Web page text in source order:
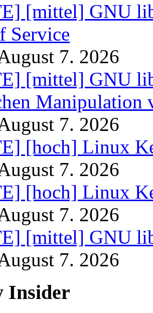
[mittel] GNU
Service
7. 2026
[mittel] GNU
Manipulation
7. 2026
[hoch] Linux
7. 2026
[hoch] Linux
7. 2026
[mittel] GNU
7. 2026
Insider